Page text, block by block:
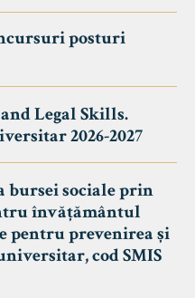
posturi
Legal Skills.
2026-2027
sociale prin
învățământul
pentru prevenirea și
cod SMIS